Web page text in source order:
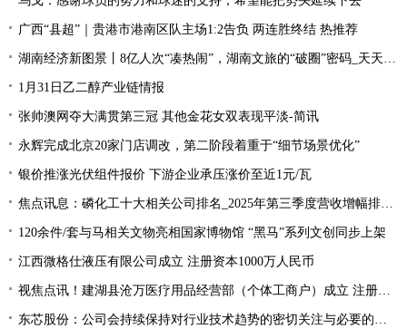
广西“县超”｜贵港市港南区队主场1:2告负 两连胜终结 热推荐
湖南经济新图景丨8亿人次“凑热闹”，湖南文旅的“破圈”密码_天天资讯
1月31日乙二醇产业链情报
张帅澳网夺大满贯第三冠 其他金花女双表现平淡-简讯
永辉完成北京20家门店调改，第二阶段着重于“细节场景优化”
银价推涨光伏组件报价 下游企业承压涨价至近1元/瓦
焦点讯息：磷化工十大相关公司排名_2025年第三季度营收增幅排行榜
120余件/套与马相关文物亮相国家博物馆 “黑马”系列文创同步上架
江西微格仕液压有限公司成立 注册资本1000万人民币
视焦点讯！建湖县沧万医疗用品经营部（个体工商户）成立 注册资本2万人民币
东芯股份：公司会持续保持对行业技术趋势的密切关注与必要的研究跟踪